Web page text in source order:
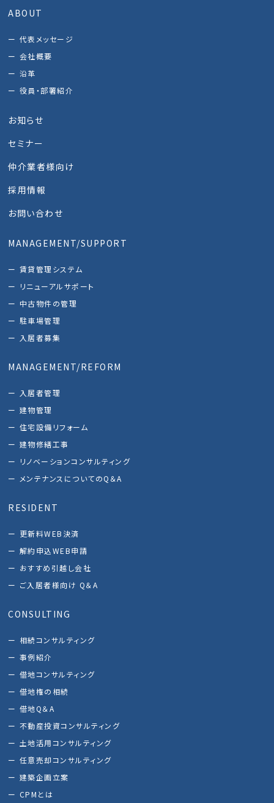
ABOUT
代表メッセージ
会社概要
沿革
役員・部署紹介
お知らせ
セミナー
仲介業者様向け
採用情報
お問い合わせ
MANAGEMENT/SUPPORT
賃貸管理システム
リニューアルサポート
中古物件の管理
駐車場管理
入居者募集
MANAGEMENT/REFORM
入居者管理
建物管理
住宅設備リフォーム
建物修繕工事
リノベーションコンサルティング
メンテナンスについてのQ＆A
RESIDENT
更新料WEB決済
解約申込WEB申請
おすすめ引越し会社
ご入居者様向け Q＆A
CONSULTING
相続コンサルティング
事例紹介
借地コンサルティング
借地権の相続
借地Q＆A
不動産投資コンサルティング
土地活用コンサルティング
任意売却コンサルティング
建築企画立案
CPMとは